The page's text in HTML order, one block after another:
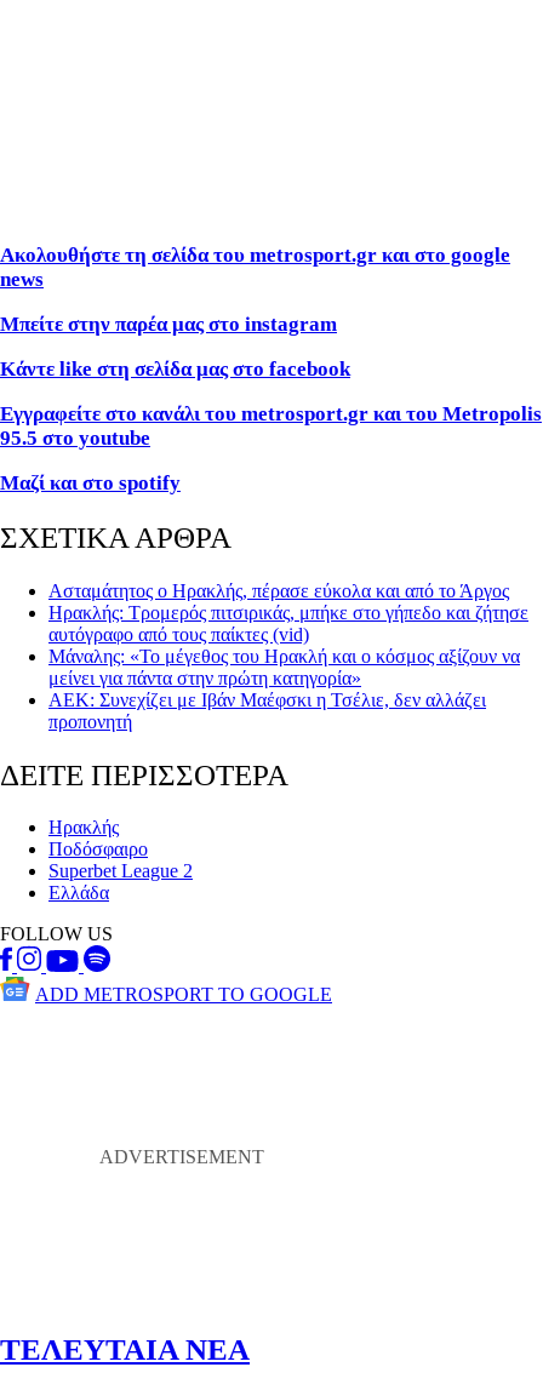
Ακολουθήστε τη σελίδα του metrosport.gr και στο google
news
Μπείτε στην παρέα μας στο instagram
Κάντε like στη σελίδα μας στο facebook
Εγγραφείτε στο κανάλι του metrosport.gr και του Metropolis
95.5 στο youtube
Μαζί και στο spotify
ΣΧΕΤΙΚΑ ΑΡΘΡΑ
Ασταμάτητος ο Ηρακλής, πέρασε εύκολα και από το Άργος
Ηρακλής: Τρομερός πιτσιρικάς, μπήκε στο γήπεδο και ζήτησε
αυτόγραφο από τους παίκτες (vid)
Μάναλης: «Το μέγεθος του Ηρακλή και ο κόσμος αξίζουν να
μείνει για πάντα στην πρώτη κατηγορία»
ΑΕΚ: Συνεχίζει με Ιβάν Μαέφσκι η Τσέλιε, δεν αλλάζει
προπονητή
ΔΕΙΤΕ ΠΕΡΙΣΣΟΤΕΡΑ
Ηρακλής
Ποδόσφαιρο
Superbet League 2
Ελλάδα
FOLLOW US
ADD METROSPORT TO GOOGLE
ΤΕΛΕΥΤΑΙΑ ΝΕΑ